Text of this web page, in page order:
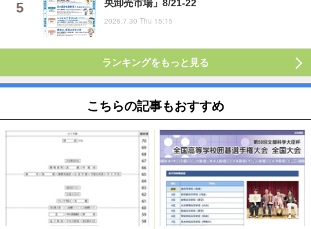
央卸売市場」8/21-22
2026.7.30 Thu 15:15
ランキングをもっと見る
こちらの記事もおすすめ